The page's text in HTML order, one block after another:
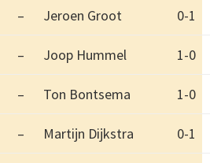
– Jeroen Groot 0-1
– Joop Hummel 1-0
– Ton Bontsema 1-0
– Martijn Dijkstra 0-1